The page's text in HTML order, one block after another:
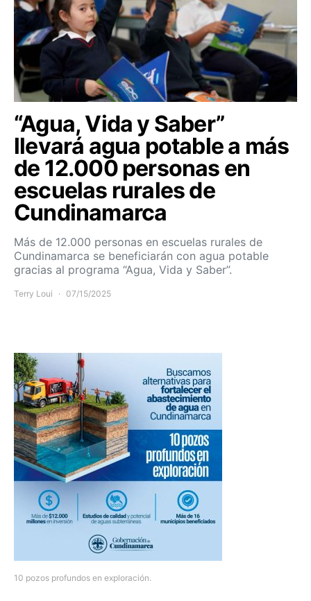
“Agua, Vida y Saber”
llevará agua potable a más
de 12.000 personas en
escuelas rurales de
Cundinamarca
Más de 12.000 personas en escuelas rurales de
Cundinamarca se beneficiarán con agua potable
gracias al programa “Agua, Vida y Saber”.
Terry Loui 07/15/2025
10 pozos profundos en exploración.